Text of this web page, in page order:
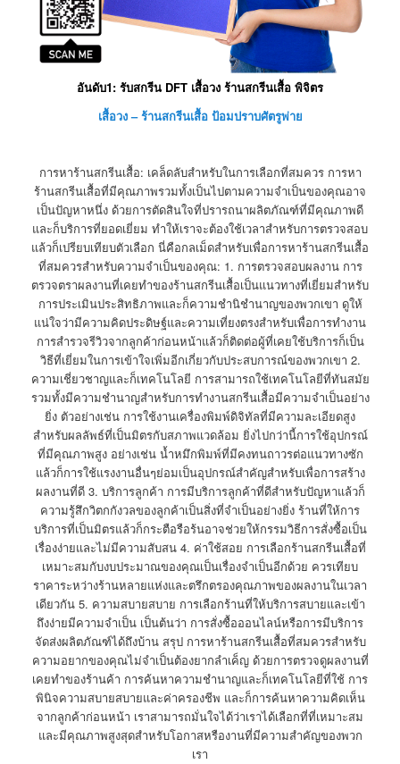
อันดับ1: รับสกรีน DFT เสื้อวง ร้านสกรีนเสื้อ พิจิตร
เสื้อวง – ร้านสกรีนเสื้อ ป้อมปราบศัตรูพ่าย
การหาร้านสกรีนเสื้อ: เคล็ดลับสำหรับในการเลือกที่สมควร การหา
ร้านสกรีนเสื้อที่มีคุณภาพรวมทั้งเป็นไปตามความจำเป็นของคุณอาจ
เป็นปัญหาหนึ่ง ด้วยการตัดสินใจที่ปรารถนาผลิตภัณฑ์ที่มีคุณภาพดี
และก็บริการที่ยอดเยี่ยม ทำให้เราจะต้องใช้เวลาสำหรับการตรวจสอบ
แล้วก็เปรียบเทียบตัวเลือก นี่คือกลเม็ดสำหรับเพื่อการหาร้านสกรีนเสื้อ
ที่สมควรสำหรับความจำเป็นของคุณ: 1. การตรวจสอบผลงาน การ
ตรวจตราผลงานที่เคยทำของร้านสกรีนเสื้อเป็นแนวทางที่เยี่ยมสำหรับ
การประเมินประสิทธิภาพและก็ความชำนิชำนาญของพวกเขา ดูให้
แน่ใจว่ามีความคิดประดิษฐ์และความเที่ยงตรงสำหรับเพื่อการทำงาน
การสำรวจรีวิวจากลูกค้าก่อนหน้าแล้วก็ติดต่อผู้ที่เคยใช้บริการก็เป็น
วิธีที่เยี่ยมในการเข้าใจเพิ่มอีกเกี่ยวกับประสบการณ์ของพวกเขา 2.
ความเชี่ยวชาญและก็เทคโนโลยี การสามารถใช้เทคโนโลยีที่ทันสมัย
รวมทั้งมีความชำนาญสำหรับการทำงานสกรีนเสื้อมีความจำเป็นอย่าง
ยิ่ง ตัวอย่างเช่น การใช้งานเครื่องพิมพ์ดิจิทัลที่มีความละเอียดสูง
สำหรับผลลัพธ์ที่เป็นมิตรกับสภาพแวดล้อม ยิ่งไปกว่านี้การใช้อุปกรณ์
ที่มีคุณภาพสูง อย่างเช่น น้ำหมึกพิมพ์ที่มีคงทนถาวรต่อแนวทางซัก
แล้วก็การใช้แรงงานอื่นๆย่อมเป็นอุปกรณ์สำคัญสำหรับเพื่อการสร้าง
ผลงานที่ดี 3. บริการลูกค้า การมีบริการลูกค้าที่ดีสำหรับปัญหาแล้วก็
ความรู้สึกวิตกกังวลของลูกค้าเป็นสิ่งที่จำเป็นอย่างยิ่ง ร้านที่ให้การ
บริการที่เป็นมิตรแล้วก็กระตือรือร้นอาจช่วยให้กรรมวิธีการสั่งซื้อเป็น
เรื่องง่ายและไม่มีความสับสน 4. ค่าใช้สอย การเลือกร้านสกรีนเสื้อที่
เหมาะสมกับงบประมาณของคุณเป็นเรื่องจำเป็นอีกด้วย ควรเทียบ
ราคาระหว่างร้านหลายแห่งและตรึกตรองคุณภาพของผลงานในเวลา
เดียวกัน 5. ความสบายสบาย การเลือกร้านที่ให้บริการสบายและเข้า
ถึงง่ายมีความจำเป็น เป็นต้นว่า การสั่งซื้อออนไลน์หรือการมีบริการ
จัดส่งผลิตภัณฑ์ได้ถึงบ้าน สรุป การหาร้านสกรีนเสื้อที่สมควรสำหรับ
ความอยากของคุณไม่จำเป็นต้องยากลำเค็ญ ด้วยการตรวจดูผลงานที่
เคยทำของร้านค้า การค้นหาความชำนาญและก็เทคโนโลยีที่ใช้ การ
พินิจความสบายสบายและค่าครองชีพ และก็การค้นหาความคิดเห็น
จากลูกค้าก่อนหน้า เราสามารถมั่นใจได้ว่าเราได้เลือกที่ที่เหมาะสม
และมีคุณภาพสูงสุดสำหรับโอกาสหรืองานที่มีความสำคัญของพวก
เรา